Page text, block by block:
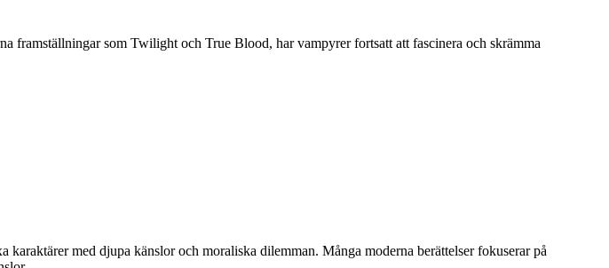
framställningar som Twilight och True Blood, har vampyrer fortsatt att fascinera och skrämma
med djupa känslor och moraliska dilemman. Många moderna berättelser fokuserar på